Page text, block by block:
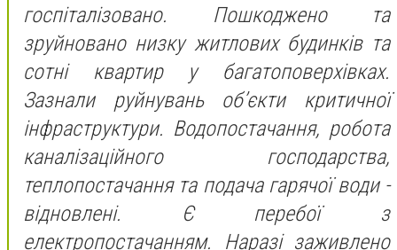
госпіталізовано. Пошкоджено та
зруйновано низку житлових будинків та
сотні квартир у багатоповерхівках.
Зазнали руйнувань обʼєкти критичної
інфраструктури. Водопостачання, робота
каналізаційного господарства,
теплопостачання та подача гарячої води -
відновлені. Є перебої з
електропостачанням. Наразі заживлено